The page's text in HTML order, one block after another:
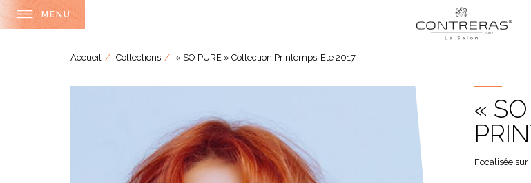
MENU
Accueil Collections « SO PURE » Collection Printemps-Eté 2017
«
Focalisée